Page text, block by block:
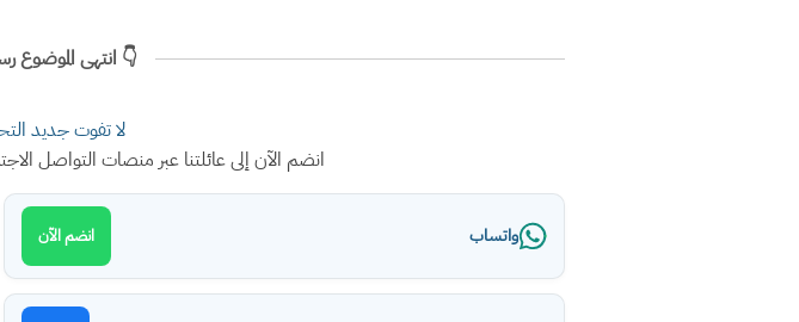
👇 انتهى الموضوع
لا تفوت جديد
انضم الآن إلى عائلتنا عبر منصات التواصل
واتساب انضم الآن